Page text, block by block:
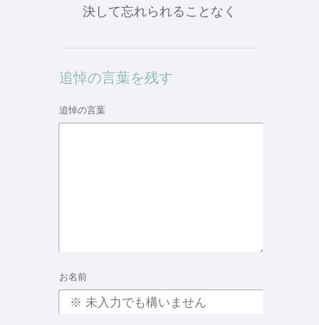
決して忘れられることなく
追悼の言葉を残す
追悼の言葉
お名前